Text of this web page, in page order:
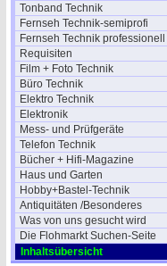
Tonband Technik
Fernseh Technik-semiprofi
Fernseh Technik professionell
Requisiten
Film + Foto Technik
Büro Technik
Elektro Technik
Elektronik
Mess- und Prüfgeräte
Telefon Technik
Bücher + Hifi-Magazine
Haus und Garten
Hobby+Bastel-Technik
Antiquitäten /Besonderes
Was von uns gesucht wird
Die Flohmarkt Suchen-Seite
Inhaltsübersicht